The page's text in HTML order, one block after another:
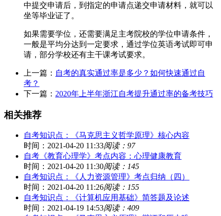
中提交申请后，到指定的申请点递交申请材料，就可以
坐等毕业证了。
如果需要学位，还需要满足主考院校的学位申请条件，
一般是平均分达到一定要求，通过学位英语考试即可申
请，部分学校还有主干课考试要求。
上一篇： 自考的真实通过率是多少？如何快速通过自
考？
下一篇： 2020年上半年浙江自考提升通过率的备考技巧
相关推荐
自考知识点：《马克思主义哲学原理》核心内容
时间：2021-04-20 11:33阅读：97
自考《教育心理学》考点内容：心理健康教育
时间：2021-04-20 11:30阅读：145
自考知识点：《人力资源管理》考点归纳（四）
时间：2021-04-20 11:26阅读：155
自考知识点：《计算机应用基础》简答题及论述
时间：2021-04-19 14:53阅读：409